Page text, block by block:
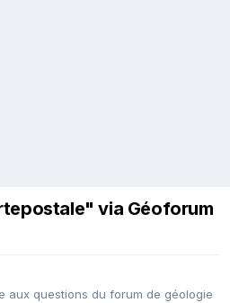
via Géoforum
aux questions du forum de géologie